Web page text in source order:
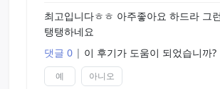
최고입니다ㅎㅎ 아주좋아요 하드라 그
탱탱하네요
댓글 0 | 이 후기가 도움이 되었습니까?
예 아니오